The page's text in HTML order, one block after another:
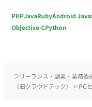
PHPJavaRubyAndroid Java
Objective-CPython
フリーランス・副業・業務
（旧クラウドテック）
> PC